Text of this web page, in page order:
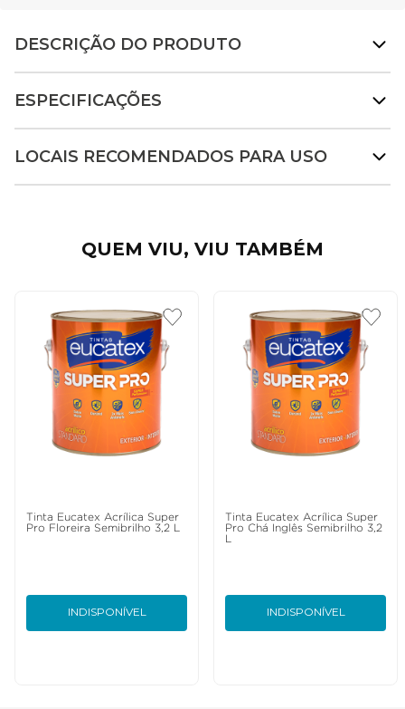
DESCRIÇÃO DO PRODUTO
ESPECIFICAÇÕES
LOCAIS RECOMENDADOS PARA USO
QUEM VIU, VIU TAMBÉM
Tinta Eucatex Acrílica Super
Pro Floreira Semibrilho 3,2 L
INDISPONÍVEL
Tinta Eucatex Acrílica Super
Pro Chá Inglês Semibrilho 3,2
INDISPONÍVEL